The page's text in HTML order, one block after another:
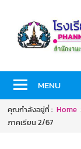
content
SCHOOL
MENU
คุณกำลังอยู่ที่ : Home
ภาคเรียน 2/67